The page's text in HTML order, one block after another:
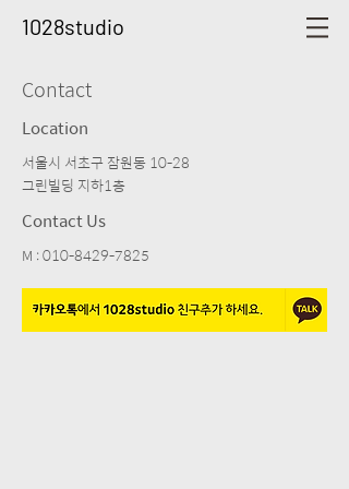
1028studio
Contact
Location
서울시 서초구 잠원동 10-28
그린빌딩 지하1층
Contact Us
M :010-8429-7825